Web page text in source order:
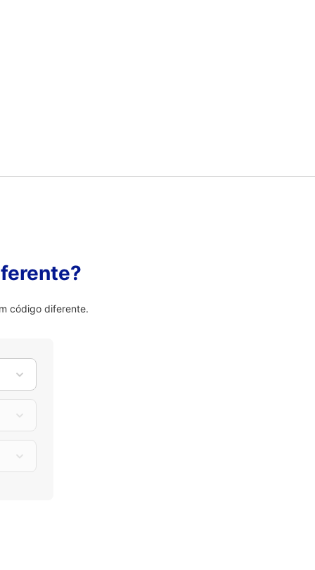
código diferente.